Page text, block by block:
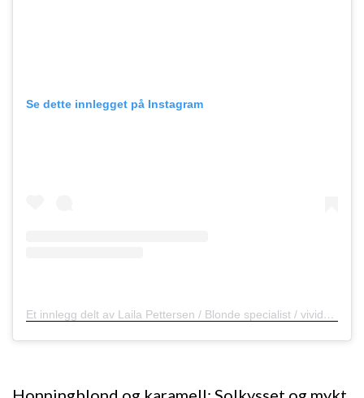
Se dette innlegget på Instagram
Et innlegg delt av Laila Pettersen / Blonde specialist / vivids / pastels (@lailapettersenhair)